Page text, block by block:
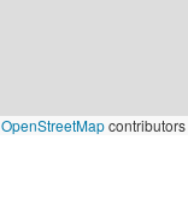
OpenStreetMapcontributors